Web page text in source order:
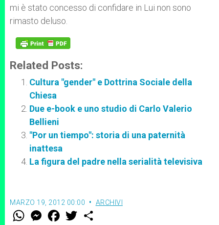
mi è stato concesso di confidare in Lui non sono
rimasto deluso.
Related Posts:
Cultura "gender" e Dottrina Sociale della
Chiesa
Due e-book e uno studio di Carlo Valerio
Bellieni
"Por un tiempo": storia di una paternità
inattesa
La figura del padre nella serialità televisiva
MARZO 19, 2012 00:00 ARCHIVI
W M
e
F
a w